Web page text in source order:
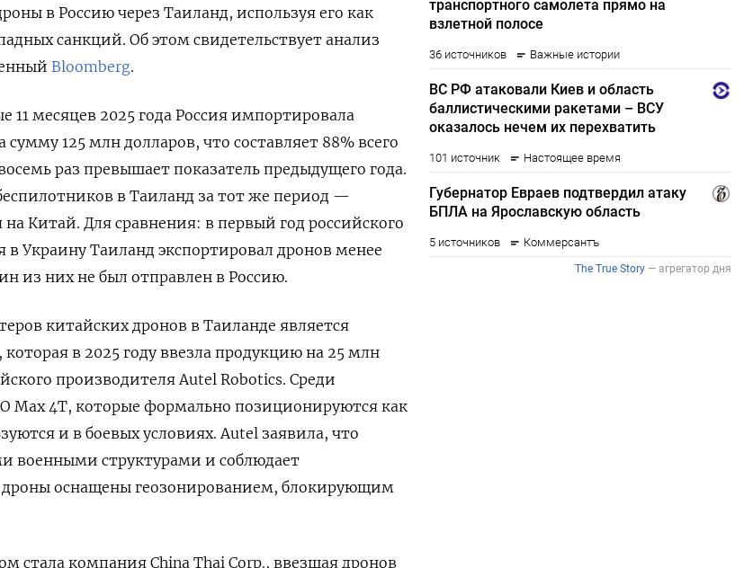
в Россию через Таиланд, используя его как
санкций. Об этом свидетельствует анализ
Bloomberg.
11 месяцев 2025 года Россия импортировала
125 млн долларов, что составляет 88% всего
раз превышает показатель предыдущего года.
в Таиланд за тот же период —
Китай. Для сравнения: в первый год российского
Украину Таиланд экспортировал дронов менее
из них не был отправлен в Россию.
китайских дронов в Таиланде является
в 2025 году ввезла продукцию на 25 млн
производителя Autel Robotics. Среди
Max 4T, которые формально позиционируются как
и в боевых условиях. Autel заявила, что
военными структурами и соблюдает
оснащены геозонированием, блокирующим
стала компания China Thai Corp., ввезшая дронов